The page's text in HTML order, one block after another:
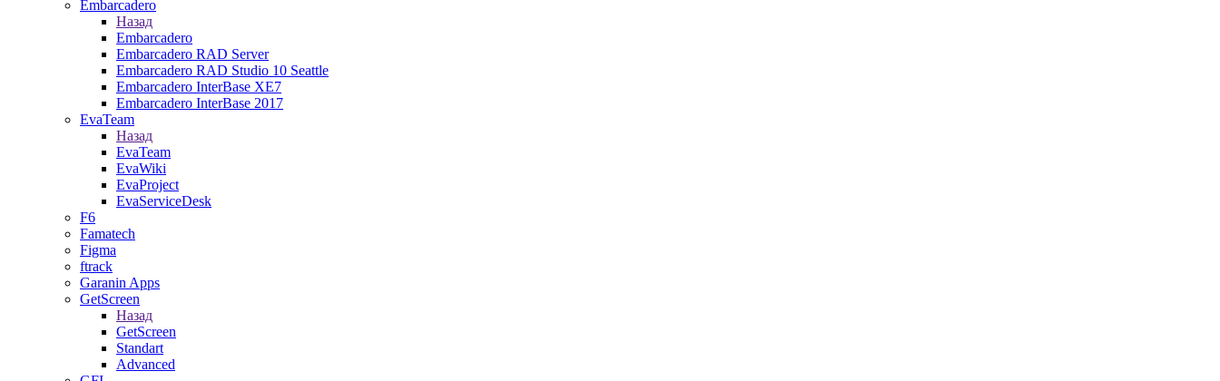
Embarcadero
Назад
Embarcadero
Embarcadero RAD Server
Embarcadero RAD Studio 10 Seattle
Embarcadero InterBase XE7
Embarcadero InterBase 2017
EvaTeam
Назад
EvaTeam
EvaWiki
EvaProject
EvaServiceDesk
F6
Famatech
Figma
ftrack
Garanin Apps
GetScreen
Назад
GetScreen
Standart
Advanced